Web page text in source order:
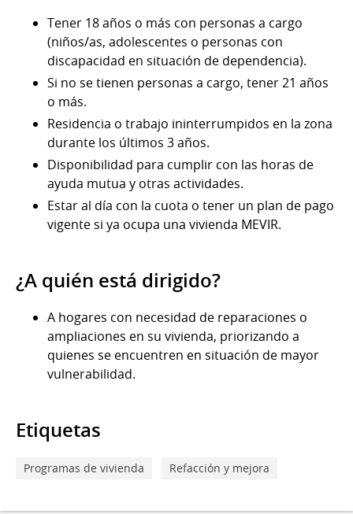
Tener 18 años o más con personas a cargo
(niños/as, adolescentes o personas con
discapacidad en situación de dependencia).
Si no se tienen personas a cargo, tener 21 años
o más.
Residencia o trabajo ininterrumpidos en la zona
durante los últimos 3 años.
Disponibilidad para cumplir con las horas de
ayuda mutua y otras actividades.
Estar al día con la cuota o tener un plan de pago
vigente si ya ocupa una vivienda MEVIR.
¿A quién está dirigido?
A hogares con necesidad de reparaciones o
ampliaciones en su vivienda, priorizando a
quienes se encuentren en situación de mayor
vulnerabilidad.
Etiquetas
Programas de vivienda Refacción y mejora